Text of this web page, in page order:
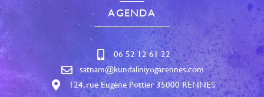
AGENDA
06 52 12 61 22
satnam@kundaliniyogarennes.com
124, rue Eugène Pottier 35000 RENNES